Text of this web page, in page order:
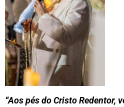
“Aos pés do Cristo Redentor,